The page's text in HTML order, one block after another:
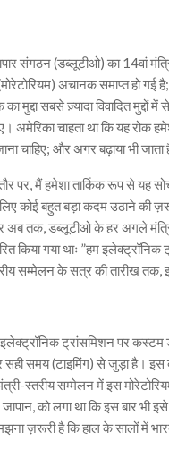
संगठन (डब्लूटीओ) का 14वां
अचानक समाप्त हो
मुद्दा सबसे ज़्यादा विवादित
अमेरिका चाहता था कि यह रोक
चाहिए; और अगर बढ़ाया भी जाता
पर, मैं हमेशा तार्किक रूप से
कोई बहुत बड़ा कदम उठाने की
अब तक, डब्लूटीओ के हर अगले
किया गया थाः ”हम
सम्मेलन के सत्र की तारीख तक,
(इलेक्ट्रॉनिक ट्रांसमिशन पर
सही समय (टाइमिंग) से जुड़ा
सम्मेलन में इस मोरेटोरियम
को लगा था कि इस बार भी
ज़रूरी है कि हाल के सालों में